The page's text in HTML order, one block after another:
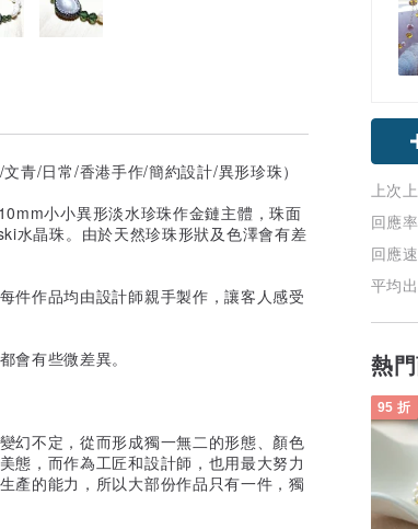
上次
回應率
回應
平均
熱
95 折
青/日常/香港手作/簡約設計/異形珍珠）
小小異形淡水珍珠作金鏈主體，珠面
水晶珠。由於天然珍珠形狀及色澤會有差
件作品均由設計師親手製作，讓客人感受
會有些微差異。
幻不定，從而形成獨一無二的形態、顏色
態，而作為工匠和設計師，也用最大努力
產的能力，所以大部份作品只有一件，獨